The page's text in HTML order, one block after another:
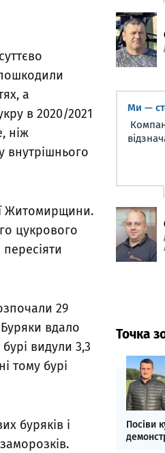
а
в 2020/2021
ніж
внутрішнього
Житомирщини.
цукрового
29
вдало
видули 3,3
тому бурі
буряків і
Ми —
Точка
Посіви